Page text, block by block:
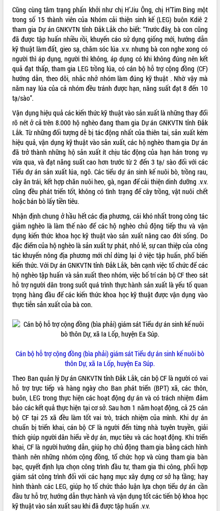
VIDEO
Không có file video nào để phát.
ALBUM ẢNH
LIÊN KẾT WEB
THỐNG KÊ TRUY CẬP
Hôm nay: 10311
Tất cả: 66023051
Cũng cùng tâm trạng phấn khởi như chị H’Jiu Ông, chị H’Tim Bing một
trong số 15 thành viên của Nhóm cải thiện sinh kế (LEG) buôn Kdiê 2
tham gia Dự án GNKVTN tỉnh Đắk Lắk cho biết: “Trước đây, bà con cũng
đã được tập huấn nhiều rồi, khuyến cáo sử dụng giống mới, hướng dẫn
kỹ thuật làm đất, gieo sạ, chăm sóc lúa .v.v. nhưng bà con nghe xong có
người thì áp dụng, người thì không, áp dụng có khi không đúng nên kết
quả đạt thấp, tham gia LEG trồng lúa, có cán bộ hỗ trợ cộng đồng (CF)
hướng dẫn, theo dõi, nhắc nhở nhóm làm đúng kỹ thuật . Nhờ vậy mà
năm nay lúa của cả nhóm đều tránh được hạn, năng suất đạt 8 đến 10
tạ/sào”.
Vận dụng hiệu quả các kiến thức kỹ thuật vào sản xuất là những thay đổi
rõ nét ở cả trên 8.000 hộ nghèo đang tham gia Dự án GNKVTN tỉnh Đắk
Lắk. Từ những đối tượng dễ bị tác động nhất của thiên tai, sản xuất kém
hiệu quả, vận dụng kỹ thuật vào sản xuất, các hộ nghèo tham gia Dự án
đã trở thành những hộ sản xuất ít chịu tác động của hạn hán trong vụ
vừa qua, và đạt năng suất cao hơn trước từ 2 đến 3 tạ/ sào đối với các
Tiểu dự án sản xuất lúa, ngô. Các tiểu dự án sinh kế nuôi bò, trồng rau,
cây ăn trái, kết hợp chăn nuôi heo, gà, ngan để cải thiện dinh dưỡng .v.v.
cũng đều phát triển tốt, không có tình trạng để cây trồng, vật nuôi chết
hoặc bán bò lấy tiền tiêu.
Nhận định chung ở hầu hết các địa phương, cái khó nhất trong công tác
giảm nghèo là làm thế nào để các hộ nghèo chủ động tiếp thu và vận
dụng kiến thức khoa học kỹ thuật vào sản xuất nâng cao đời sống. Do
đặc điểm của hộ nghèo là sản xuất tự phát, nhỏ lẻ, sự can thiệp của công
tác khuyến nông địa phương mới chỉ dừng lại ở việc tập huấn, phổ biến
kiến thức. Với Dự án GNKVTN tỉnh Đắk Lắk, bên cạnh việc tổ chức để các
hộ nghèo tập huấn và sản xuất theo nhóm, việc bố trí cán bộ CF theo sát
hỗ trợ người dân trong suốt quá trình thực hành sản xuất là yếu tố quan
trọng hàng đầu để các kiến thức khoa học kỹ thuật được vận dụng vào
thực tiễn sản xuất của bà con.
Cán bộ hỗ trợ cộng đồng (bìa phải) giám sát Tiểu dự án sinh kế nuôi bò
thôn Dự, xã Ia Lốp, huyện Ea Súp.
Theo Ban quản lý Dự án GNKVTN tỉnh Đắk Lắk, cán bộ CF là người có vai
hỗ trợ trực tiếp và hàng ngày cho Ban phát triển (BPT) xã, các thôn,
buôn, LEG trong thực hiện các hoạt động dự án và có trách nhiệm đảm
bảo các kết quả thực hiện tại cơ sở. Sau hơn 1 năm hoạt động, cả 25 cán
bộ CF tại 25 xã đều làm tốt vai trò, trách nhiệm của mình. Khi dự án
chuẩn bị triển khai, cán bộ CF là người đến từng nhà tuyên truyền, giải
thích giúp người dân hiểu về dự án, mục tiêu và các hoạt động. Khi triển
khai, CF là người hướng dẫn, giúp họ chủ động tham gia bằng cách hình
thành nên những nhóm cộng đồng, tổ chức họp và cùng tham gia bàn
bạc, quyết định lựa chọn công trình đầu tư, tham gia thi công, phối hợp
giám sát công trình đối với các hạng mục xây dựng cơ sở hạ tầng; hay
hình thành các LEG, giúp họ tổ chức thảo luận lựa chọn tiểu dự án cần
đầu tư hỗ trợ, hướng dẫn thực hành và vận dụng tốt các tiến bộ khoa học
kỹ thuật vào sản xuất sau khi đã được tập huấn .v.v.